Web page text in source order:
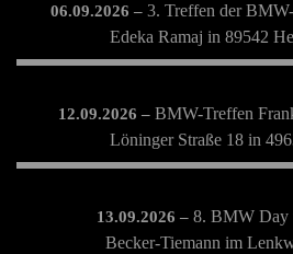
06.09.2026 – 3. Treffen der
Edeka Ramaj in 89542
12.09.2026 – BMW-Treffen
Löninger Straße 18 in
13.09.2026 – 8. BMW Day
Becker-Tiemann im